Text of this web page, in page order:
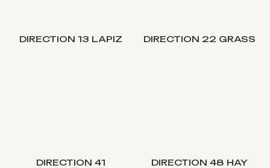
DIRECTION 13 LAPIZ DIRECTION 22 GRASS
DIRECTION 41
DIRECTION 48 HAY